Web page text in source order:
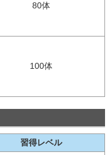
80体
100体
習得レベル